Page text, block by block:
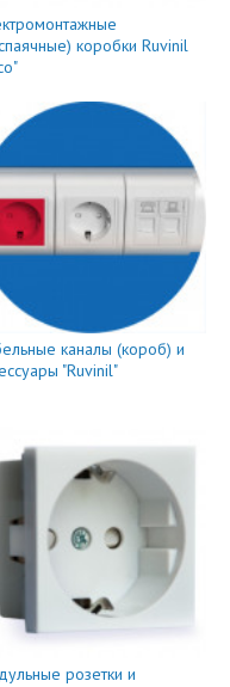
коробки Ruvinil
каналы (короб) и
"Ruvinil"
розетки и